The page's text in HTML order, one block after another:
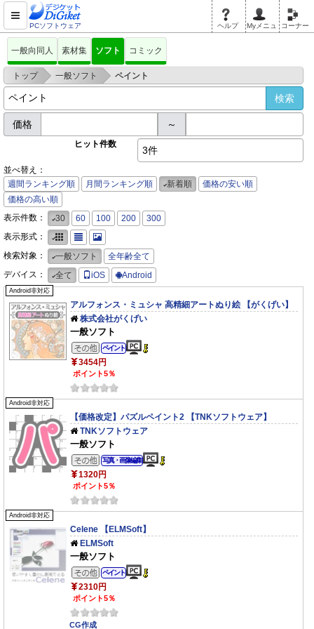
PCソフトウェア ヘルプ Myメニュ コーナー
一般向同人 素材集 ソフト コミック
トップ > 一般ソフト > ペイント
価格 ～
ヒット件数
3件
並べ替え：
週間ランキング順
月間ランキング順 新着順
価格の安い順
価格の高い順
表示件数：
30 60 100 200
300
表示形式：
検索対象：
一般ソフト
全年齢全て
デバイス：
全て iOS Android
Android非対応
アルフォンス・ミュシャ 高精細アートぬり絵 【がくげい】
株式会社がくげい
一般ソフト
その他のジャンル
ペイント
3454円
ポイント5％
Android非対応
【価格改定】パズルペイント2 【TNKソフトウェア】
TNKソフトウェア
一般ソフト
その他のジャンル
写真・画像編集
1320円
ポイント5％
Android非対応
Celene 【ELMSoft】
ELMSoft
一般ソフト
その他のジャンル
ペイント
2310円
ポイント5％
CG作成